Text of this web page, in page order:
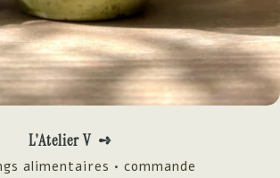
L'Atelier V ➺
alimentaires • commande